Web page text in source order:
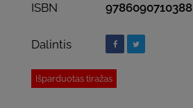
ISBN 9786090710388
Dalintis
Išparduotas tiražas